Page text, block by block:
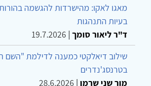
מאגו לאקו: מהישרדות להגשמה
בעיות התנהגות
ד"ר ליאור סומך |
19.7.2026
שילוב דיאלקטי כמענה לדילמת "השם
בטרנסג'נדרים
מור שני שרמן |
28.6.2026